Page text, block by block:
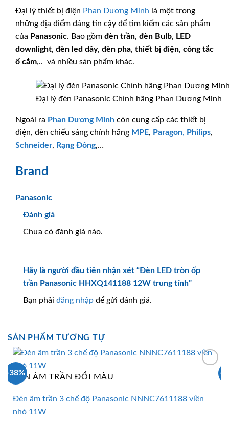
Đại lý thiết bị điện Phan Dương Minh là một trong
những địa điểm đáng tin cậy để tìm kiếm các sản phẩm
của Panasonic. Bao gồm đèn trần, đèn Bulb, LED
downlight, đèn led dây, đèn pha, thiết bị điện, công tắc
ổ cắm,.. và nhiều sản phẩm khác.
Đại lý đèn Panasonic Chính hãng Phan Dương Minh
Ngoài ra Phan Dương Minh còn cung cấp các thiết bị
điện, đèn chiếu sáng chính hãng MPE, Paragon, Philips,
Schneider, Rạng Đông,…
Brand
Panasonic
Đánh giá
Chưa có đánh giá nào.
Hãy là người đầu tiên nhận xét “Đèn LED tròn ốp
trần Panasonic HHXQ141188 12W trung tính”
Bạn phải đăng nhập để gửi đánh giá.
SẢN PHẨM TƯƠNG TỰ
-38%
ĐÈN ÂM TRẦN ĐỔI MÀU
Đèn âm trần 3 chế độ Panasonic NNNC7611188 viền
nhỏ 11W
-